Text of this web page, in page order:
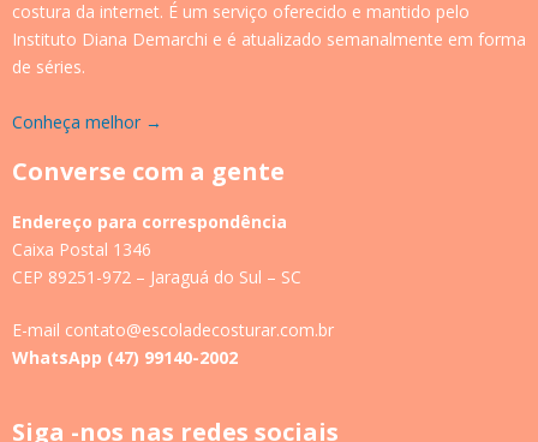
costura da internet. É um serviço oferecido e mantido pelo
Instituto Diana Demarchi e é atualizado semanalmente em forma
de séries.
Conheça melhor →
Converse com a gente
Endereço para correspondência
Caixa Postal 1346
CEP 89251-972 – Jaraguá do Sul – SC
E-mail contato@escoladecosturar.com.br
WhatsApp (47) 99140-2002
Siga -nos nas redes sociais